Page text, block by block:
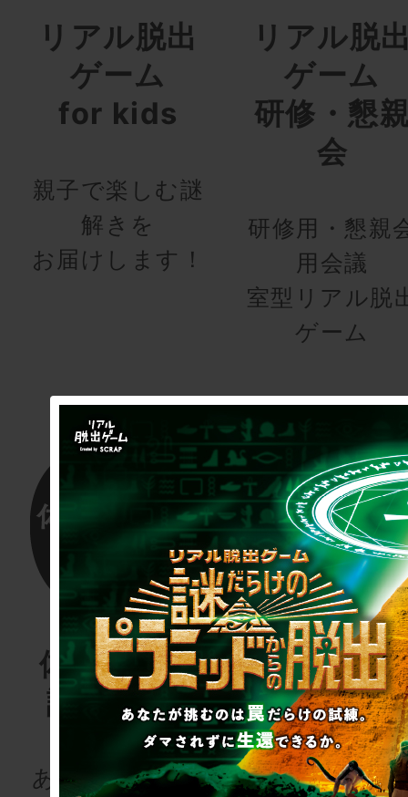
リアル脱出
ゲーム
for kids
親子で楽しむ謎
解きを
お届けします！
リアル脱
ゲーム
研修・懇
会
研修用・懇親
用会議
室型リアル脱
ゲーム
体験する物
語project
あなたも、物語
リアル脱
ゲーム
for